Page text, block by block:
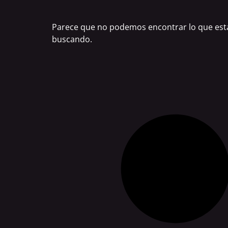
Parece que no podemos encontrar lo que
buscando.